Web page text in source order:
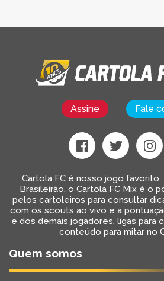
Assine Fale
Cartola FC é nosso jogo favorito.
Brasileirão, o Cartola FC Mix é o
pelos cartoleiros para consultar
com os scouts ao vivo e a
e dos demais jogadores, ligas para
conteúdo para mitar no
Quem somos